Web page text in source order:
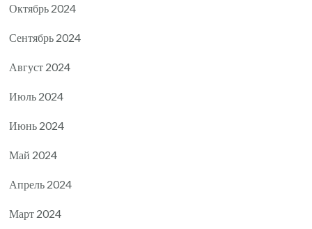
Октябрь 2024
Сентябрь 2024
Август 2024
Июль 2024
Июнь 2024
Май 2024
Апрель 2024
Март 2024